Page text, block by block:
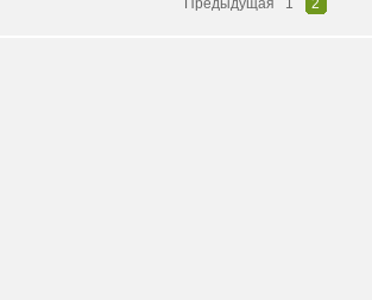
Предыдущая 1 2